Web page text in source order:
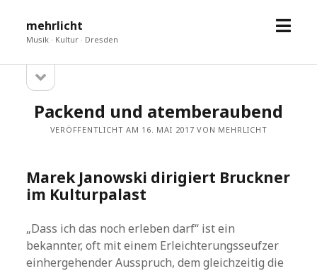
mehrlicht
Musik · Kultur · Dresden
Menü
Sidebar
öffnen
Packend und atemberaubend
VERÖFFENTLICHT AM 16. MAI 2017 VON MEHRLICHT
Marek Janowski dirigiert Bruckner
im Kulturpalast
„Dass ich das noch erleben darf“ ist ein
bekannter, oft mit einem Erleichterungsseufzer
einhergehender Ausspruch, dem gleichzeitig die